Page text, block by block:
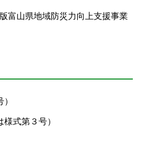
富山県地域防災力向上支援事業
式第３号）